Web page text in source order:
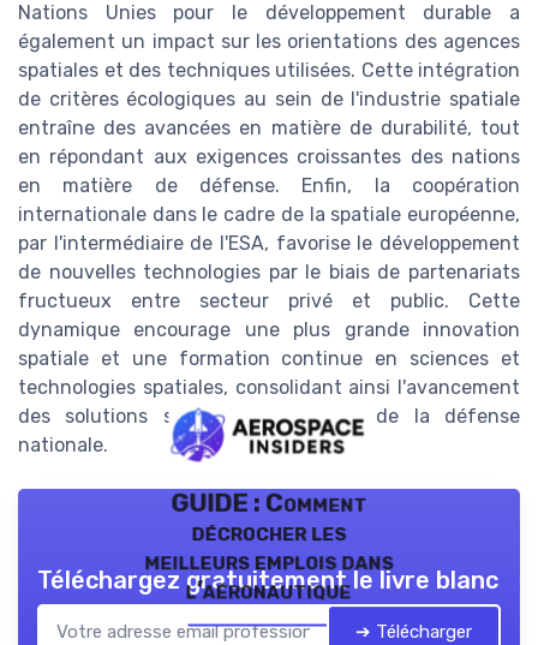
Nations Unies pour le développement durable a
également un impact sur les orientations des agences
spatiales et des techniques utilisées. Cette intégration
de critères écologiques au sein de l'industrie spatiale
entraîne des avancées en matière de durabilité, tout
en répondant aux exigences croissantes des nations
en matière de défense. Enfin, la coopération
internationale dans le cadre de la spatiale européenne,
par l'intermédiaire de l'ESA, favorise le développement
de nouvelles technologies par le biais de partenariats
fructueux entre secteur privé et public. Cette
dynamique encourage une plus grande innovation
spatiale et une formation continue en sciences et
technologies spatiales, consolidant ainsi l'avancement
des solutions spatiales au service de la défense
nationale.
GUIDE : Comment
décrocher les
meilleurs emplois dans
l’aéronautique
Téléchargez gratuitement le livre blanc
➔ Télécharger